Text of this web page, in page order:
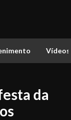
Vídeos
da